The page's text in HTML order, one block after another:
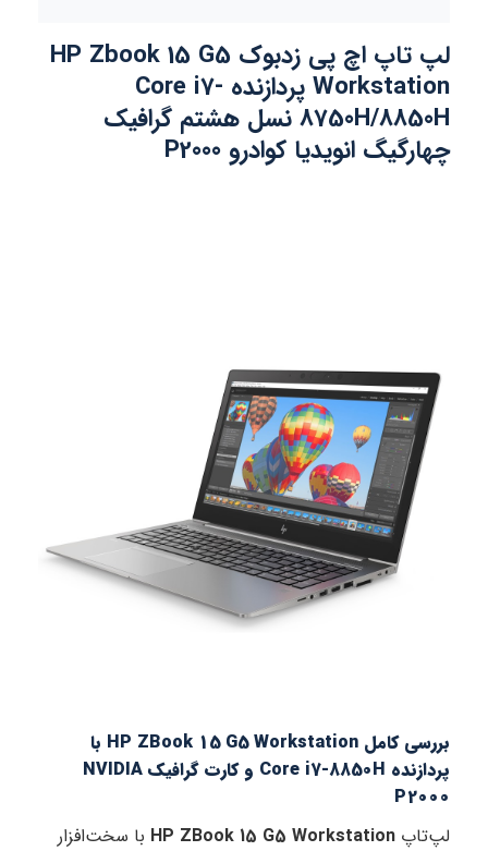
لپ تاپ اچ پی زدبوک HP Zbook 15 G5
Workstation پردازنده Core i7-
8750H/8850H نسل هشتم گرافیک
چهارگیگ انویدیا کوادرو P2000
بررسی کامل HP ZBook 15 G5 Workstation با
پردازنده Core i7-8850H و کارت گرافیک NVIDIA
P2000
لپ‌تاپHP ZBook 15 G5 Workstationبا سخت‌افزار